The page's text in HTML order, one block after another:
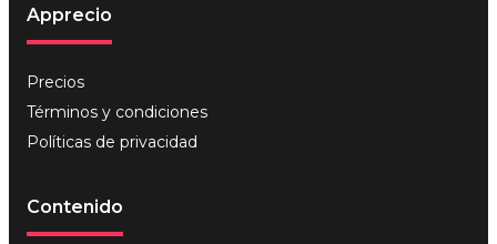
Apprecio
Precios
Términos y condiciones
Políticas de privacidad
Contenido